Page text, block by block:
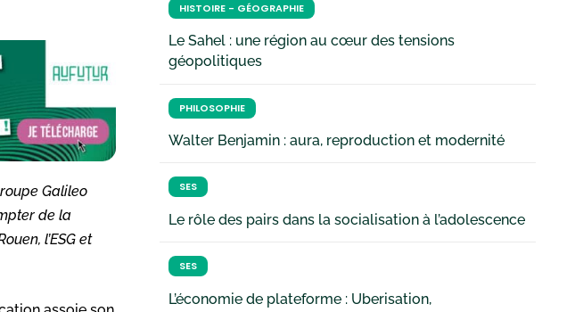
Galileo
de la
l’ESG et
HISTOIRE - GÉOGRAPHIE
Le Sahel : une région au cœur des tensions
géopolitiques
PHILOSOPHIE
Walter Benjamin : aura, reproduction et modernité
SES
Le rôle des pairs dans la socialisation à l’adolescence
SES
L’économie de plateforme : Uberisation,